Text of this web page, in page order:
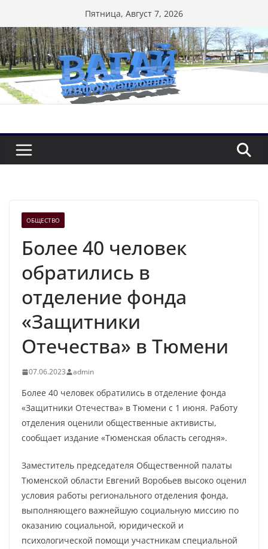
к
содержимому
Пятница, Август 7, 2026
ОБЩЕСТВО
Более 40 человек
обратились в
отделение фонда
«Защитники
Отечества» в Тюмени
07.06.2023 admin
Более 40 человек обратились в отделение фонда
«Защитники Отечества» в Тюмени с 1 июня. Работу
отделения оценили общественные активисты,
сообщает издание «Тюменская область сегодня».
Заместитель председателя Общественной палаты
Тюменской области Евгений Воробьев высоко оценил
условия работы регионального отделения фонда,
выполняющего важнейшую социальную миссию по
оказанию социальной, юридической и
психологической помощи участникам специальной